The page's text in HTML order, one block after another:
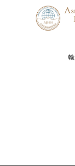
G-SHOCK
ジーショック
アイ・ダブリュー・